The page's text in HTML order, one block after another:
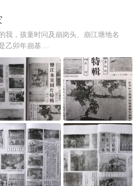
我，孩童时问及崩岗头、崩江塘地名
乙卯年崩基 ...